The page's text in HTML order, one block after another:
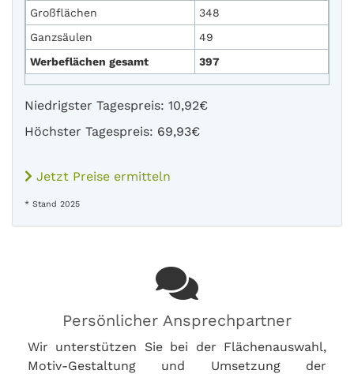
Großflächen
348
Ganzsäulen
49
Werbeflächen gesamt
397
Niedrigster Tagespreis: 10,92€
Höchster Tagespreis: 69,93€
Jetzt Preise ermitteln
* Stand 2025
Persönlicher Ansprechpartner
Wir unterstützen Sie bei der Flächenauswahl,
Motiv-Gestaltung und Umsetzung der